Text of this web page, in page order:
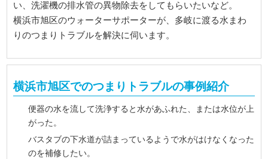
い、洗濯機の排水管の異物除去をしてもらいたいなど。
横浜市旭区のウォーターサポーターが、多岐に渡る水まわ
りのつまりトラブルを解決に伺います。
横浜市旭区でのつまりトラブルの事例紹介
便器の水を流して洗浄すると水があふれた、または水位が上
がった。
バスタブの下水道が詰まっているようで水がはけなくなった
のを補修したい。